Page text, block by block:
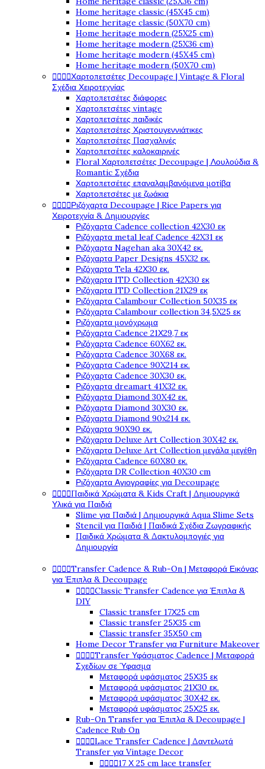
Home heritage classic (45X45 cm)
Home heritage classic (50X70 cm)
Home heritage modern (25X25 cm)
Home heritage modern (25X36 cm)
Home heritage modern (45X45 cm)
Home heritage modern (50X70 cm)
Χαρτοπετσέτες Decoupage | Vintage & Floral
Σχέδια Χειροτεχνίας
Χαρτοπετσέτες διάφορες
Χαρτοπετσέτες vintage
Χαρτοπετσέτες παιδικές
Χαρτοπετσέτες Χριστουγεννιάτικες
Χαρτοπετσέτες Πασχαλινές
Χαρτοπετσέτες καλοκαιρινές
Floral Χαρτοπετσέτες Decoupage | Λουλούδια &
Romantic Σχέδια
Χαρτοπετσέτες επαναλαμβανόμενα μοτίβα
Χαρτοπετσέτες με ζωάκια
Ριζόχαρτα Decoupage | Rice Papers για
Χειροτεχνία & Δημιουργίες
Ριζόχαρτα Cadence collection 42X30 εκ
Ριζόχαρτα metal leaf Cadence 42X31 εκ
Ριζόχαρτα Nagehan aka 30X42 εκ.
Ριζόχαρτα Paper Designs 45X32 εκ.
Ριζόχαρτα Tela 42Χ30 εκ.
Ριζόχαρτα ITD Collection 42X30 εκ
Ριζόχαρτα ITD Collection 21X29 εκ
Ριζόχαρτα Calambour Collection 50X35 εκ
Ριζόχαρτα Calambour collection 34,5X25 εκ
Ριζόχαρτα μονόχρωμα
Ριζόχαρτα Cadence 21Χ29,7 εκ
Ριζόχαρτα Cadence 60X62 εκ.
Ριζόχαρτα Cadence 30X68 εκ.
Ριζόχαρτα Cadence 90X214 εκ.
Ριζόχαρτα Cadence 30X30 εκ.
Ριζόχαρτα dreamart 41X32 εκ.
Ριζόχαρτα Diamond 30X42 εκ.
Ριζόχαρτα Diamond 30X30 εκ.
Ριζόχαρτα Diamond 90x214 εκ.
Ριζόχαρτα 90X90 εκ.
Ριζόχαρτα Deluxe Art Collection 30X42 εκ.
Ριζόχαρτα Deluxe Art Collection μεγάλα μεγέθη
Ριζόχαρτα Cadence 60X80 εκ.
Ριζόχαρτα DR Collection 40X30 cm
Ριζόχαρτα Αγιογραφίες για Decoupage
Παιδικά Χρώματα & Kids Craft | Δημιουργικά
Υλικά για Παιδιά
Slime για Παιδιά | Δημιουργικά Aqua Slime Sets
Stencil για Παιδιά | Παιδικά Σχέδια Ζωγραφικής
Παιδικά Χρώματα & Δακτυλομπογιές για
Δημιουργία
Transfer Cadence & Rub-On | Μεταφορά Εικόνας
για Έπιπλα & Decoupage
Classic Transfer Cadence για Έπιπλα &
DIY
Classic transfer 17Χ25 cm
Classic transfer 25Χ35 cm
Classic transfer 35Χ50 cm
Home Decor Transfer για Furniture Makeover
Transfer Υφάσματος Cadence | Μεταφορά
Σχεδίων σε Ύφασμα
Μεταφορά υφάσματος 25Χ35 εκ
Μεταφορά υφάσματος 21Χ30 εκ.
Μεταφορά υφάσματος 30Χ42 εκ.
Μεταφορά υφάσματος 25Χ25 εκ.
Rub-On Transfer για Έπιπλα & Decoupage |
Cadence Rub On
Lace Transfer Cadence | Δαντελωτά
Transfer για Vintage Decor
17 Χ 25 cm lace transfer